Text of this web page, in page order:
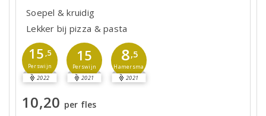
Soepel & kruidig
Lekker bij pizza & pasta
15 ,5
Perswijn
2022
15
Perswijn
2021
8,5
Hamersma
2021
10,20 per fles